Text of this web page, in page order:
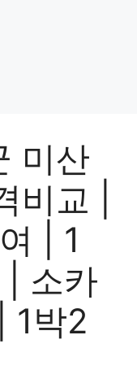
미산
비교 |
| 1
| 소카
1박2